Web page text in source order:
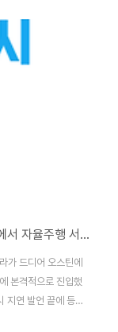
)를 통해 공개했으
습니다. 테슬라의
술의 데모가 아닌,
테슬라, 드디어 로보택시 시대 연다? 오스틴에서 자율주행 서비스 개시
가 드디어 오스틴에
본격적으로 진입했
지연 발언 끝에 등
에 중대한 전환점이